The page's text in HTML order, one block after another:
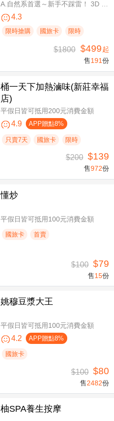
4.3
限時搶購 國旅卡 限時
$1800 $499起
售191份
桶一天下加熱滷味(新莊幸福
店)
平假日皆可抵用200元消費金額
4.9 APP贈點8%
只賣7天 國旅卡 限時
$200 $139
售972份
懂炒
平假日皆可抵用100元消費金額
國旅卡 首賣
$100 $79
售15份
姚穆豆漿大王
平假日皆可抵用100元消費金額
4.2 APP贈點8%
國旅卡
$100 $80
售2482份
柚SPA養生按摩